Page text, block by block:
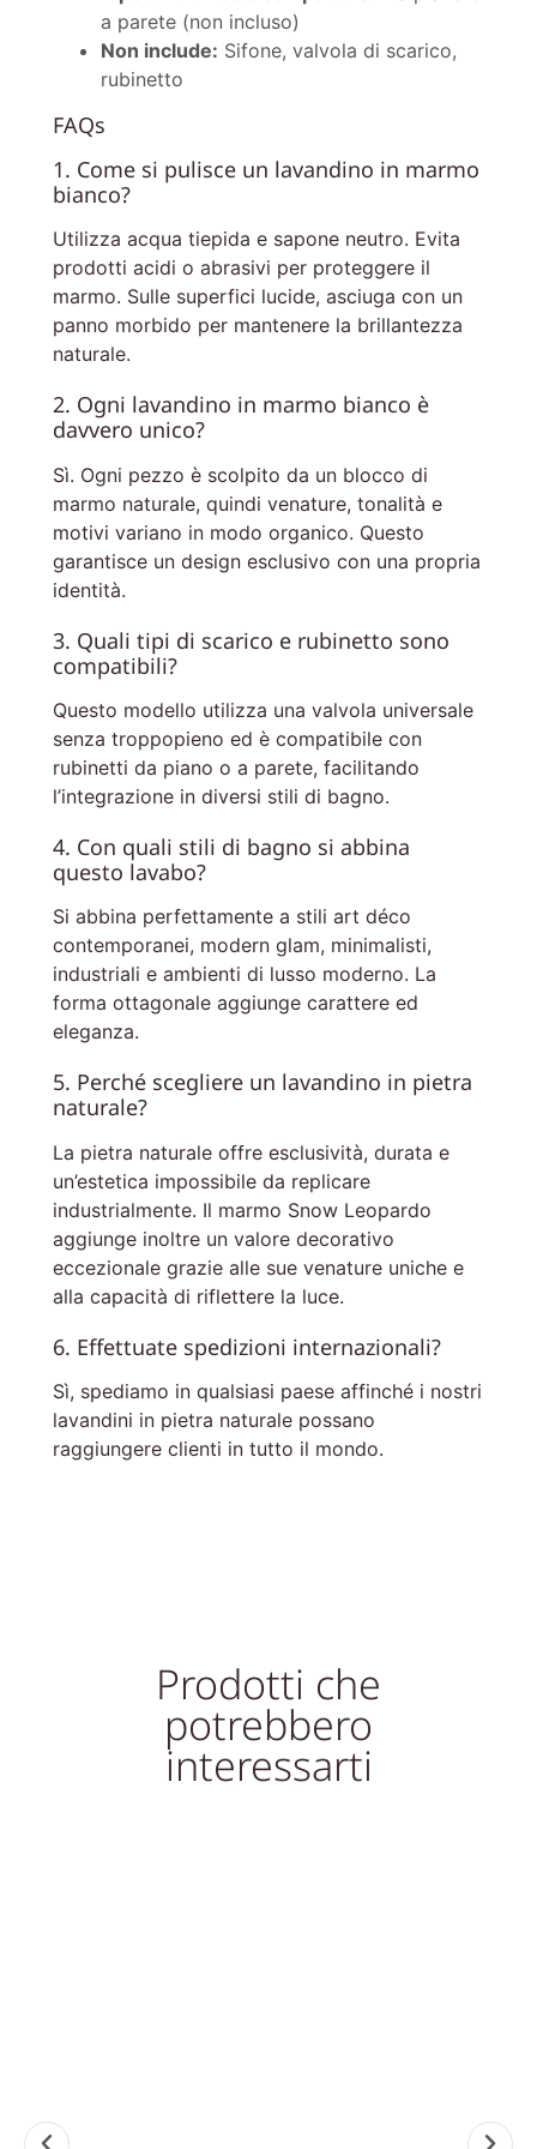
a parete (non incluso)
Non include: Sifone, valvola di scarico,
rubinetto
FAQs
1. Come si pulisce un lavandino in marmo
bianco?
Utilizza acqua tiepida e sapone neutro. Evita
prodotti acidi o abrasivi per proteggere il
marmo. Sulle superfici lucide, asciuga con un
panno morbido per mantenere la brillantezza
naturale.
2. Ogni lavandino in marmo bianco è
davvero unico?
Sì. Ogni pezzo è scolpito da un blocco di
marmo naturale, quindi venature, tonalità e
motivi variano in modo organico. Questo
garantisce un design esclusivo con una propria
identità.
3. Quali tipi di scarico e rubinetto sono
compatibili?
Questo modello utilizza una valvola universale
senza troppopieno ed è compatibile con
rubinetti da piano o a parete, facilitando
l’integrazione in diversi stili di bagno.
4. Con quali stili di bagno si abbina
questo lavabo?
Si abbina perfettamente a stili art déco
contemporanei, modern glam, minimalisti,
industriali e ambienti di lusso moderno. La
forma ottagonale aggiunge carattere ed
eleganza.
5. Perché scegliere un lavandino in pietra
naturale?
La pietra naturale offre esclusività, durata e
un’estetica impossibile da replicare
industrialmente. Il marmo Snow Leopardo
aggiunge inoltre un valore decorativo
eccezionale grazie alle sue venature uniche e
alla capacità di riflettere la luce.
6. Effettuate spedizioni internazionali?
Sì, spediamo in qualsiasi paese affinché i nostri
lavandini in pietra naturale possano
raggiungere clienti in tutto il mondo.
Prodotti che
potrebbero
interessarti